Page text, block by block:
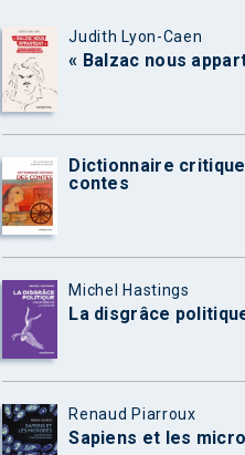
Judith Lyon-Caen
« Balzac nous
Dictionnaire
contes
Michel Hastings
La disgrâce
Renaud Piarroux
Sapiens et les